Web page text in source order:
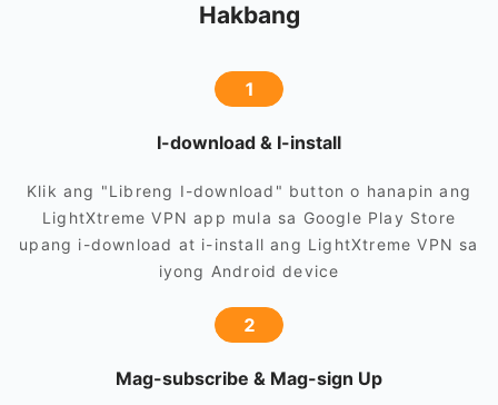
Hakbang
1
I-download & I-install
Klik ang "Libreng I-download" button o hanapin ang
LightXtreme VPN app mula sa Google Play Store
upang i-download at i-install ang LightXtreme VPN sa
iyong Android device
2
Mag-subscribe & Mag-sign Up